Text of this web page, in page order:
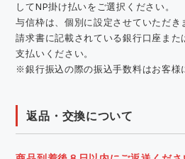
してNP掛け払いをご選択ください。
与信枠は、個別に設定させていただき
請求書に記載されている銀行口座また
支払いください。
※銀行振込の際の振込手数料はお客様
返品・交換について